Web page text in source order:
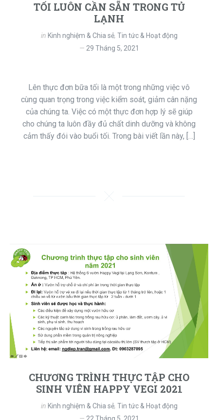
TỐI LUÔN CẦN SẴN TRONG TỦ
LẠNH
in Kinh nghiệm & Chia sẻ, Tin tức & Hoạt động
29 Tháng 5, 2021
Lên thực đơn bữa tối là một trong những việc vô
cùng quan trọng trong việc kiểm soát, giảm cân nặng
của chúng ta. Việc có một thực đơn hợp lý sẽ giúp
cho chúng ta luôn đầy đủ chất dinh dưỡng và không
cảm thấy đói vào buổi tối. Trong bài viết lần này, […]
CHƯƠNG TRÌNH THỰC TẬP CHO
SINH VIÊN HAPPY VEGI 2021
in Kinh nghiệm & Chia sẻ, Tin tức & Hoạt động